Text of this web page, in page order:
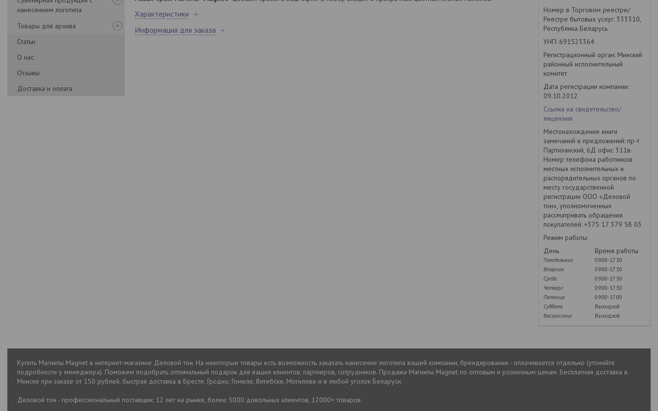
нанесением логотипа
Товары для архива
Статьи
О нас
Отзывы
Доставка и оплата
Характеристики
Информация для заказа
Номер в Торговом реестре/
Реестре бытовых услуг: 333310,
Республика Беларусь
УНП: 691523364
Регистрационный орган: Минский
районный исполнительный
комитет
Дата регистрации компании:
09.10.2012
Ссылка на свидетельство/
лицензию
Местонахождение книги
замечаний и предложений: пр-т
Партизанский, 6Д офис 311в.
Номер телефона работников
местных исполнительных и
распорядительных органов по
месту государственной
регистрации ООО «Деловой
тон», уполномоченных
рассматривать обращения
покупателей: +375 17 379 58 03
Режим работы:
День
Время работы
Понедельник
09:00-17:30
Вторник
09:00-17:30
Среда
09:00-17:30
Четверг
09:00-17:30
Пятница
09:00-17:00
Суббота
Выходной
Воскресенье
Выходной
Купить Магниты Magnet в интернет-магазине Деловой тон. На некоторые товары есть возможность заказать нанесение логотипа вашей компании, брендирования - оплачивается отдельно (утоняйте
подробности у менеджера). Поможем подобрать оптимальный подарок для ваших клиентов, партнеров, сотрудников. Продажа Магниты Magnet по оптовым и розничным ценам. Бесплатная доставка в
Минске при заказе от 150 рублей, быстрая доставка в Бресте, Гродно, Гомеле, Витебске, Могилеве и в любой уголок Беларуси.
Деловой тон - профессиональный поставщик: 12 лет на рынке, более 5000 довольных клиентов, 12000+ товаров.